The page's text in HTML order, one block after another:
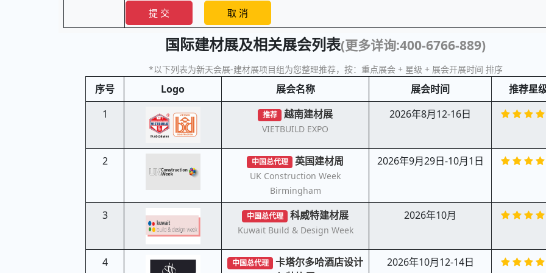
国际建材展及相关展会列表(更多详询:400-6766-889)
*以下列表为新天会展-建材展项目组为您整理推荐，按：重点展会 + 星级 + 展会开展时间 排序
序号 Logo 展会名称 展会时间
推荐星
1
推荐 越南建材展
VIETBUILD EXPO
2026年8月12-16日
2 中国总代理 英国建材周
UK Construction Week
Birmingham
2026年9月29日-10月1日
3 中国总代理 科威特建材展
Kuwait Build & Design Week
2026年10月
4 中国总代理
卡塔尔多哈酒店设计
2026年10月12-14日